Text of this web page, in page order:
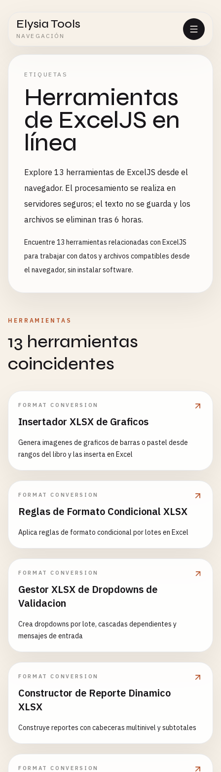
Elysia Tools
NAVEGACIÓN
ETIQUETAS
Herramientas
de ExcelJS en
línea
Explore 13 herramientas de ExcelJS desde el
navegador. El procesamiento se realiza en
servidores seguros; el texto no se guarda y los
archivos se eliminan tras 6 horas.
Encuentre 13 herramientas relacionadas con ExcelJS
para trabajar con datos y archivos compatibles desde
el navegador, sin instalar software.
HERRAMIENTAS
13 herramientas
coincidentes
FORMAT CONVERSION
Insertador XLSX de Graficos
Genera imagenes de graficos de barras o pastel desde
rangos del libro y las inserta en Excel
FORMAT CONVERSION
Reglas de Formato Condicional XLSX
Aplica reglas de formato condicional por lotes en Excel
FORMAT CONVERSION
Gestor XLSX de Dropdowns de
Validacion
Crea dropdowns por lote, cascadas dependientes y
mensajes de entrada
FORMAT CONVERSION
Constructor de Reporte Dinamico
XLSX
Construye reportes con cabeceras multinivel y subtotales
FORMAT CONVERSION